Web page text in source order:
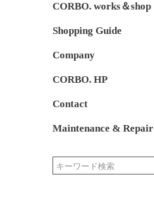
CORBO. works＆shop
Shopping Guide
Company
CORBO. HP
Contact
Maintenance & Repair